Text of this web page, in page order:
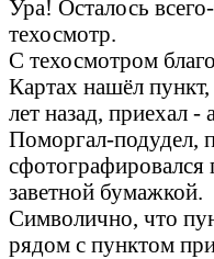
Ура! Осталось
техосмотр.
С техосмотром
Картах нашёл
лет назад, приехал -
Поморгал-подудел,
сфотографировался
заветной бумажкой.
Символично, что
рядом с пунктом